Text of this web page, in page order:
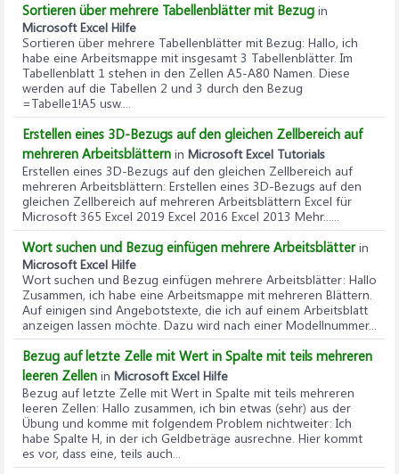
Sortieren über mehrere Tabellenblätter mit Bezug in
Microsoft Excel Hilfe
Sortieren über mehrere Tabellenblätter mit Bezug: Hallo, ich
habe eine Arbeitsmappe mit insgesamt 3 Tabellenblätter. Im
Tabellenblatt 1 stehen in den Zellen A5-A80 Namen. Diese
werden auf die Tabellen 2 und 3 durch den Bezug
=Tabelle1!A5 usw....
Erstellen eines 3D-Bezugs auf den gleichen Zellbereich auf
mehreren Arbeitsblättern in Microsoft Excel Tutorials
Erstellen eines 3D-Bezugs auf den gleichen Zellbereich auf
mehreren Arbeitsblättern: Erstellen eines 3D-Bezugs auf den
gleichen Zellbereich auf mehreren Arbeitsblättern Excel für
Microsoft 365 Excel 2019 Excel 2016 Excel 2013 Mehr......
Wort suchen und Bezug einfügen mehrere Arbeitsblätterin
Microsoft Excel Hilfe
Wort suchen und Bezug einfügen mehrere Arbeitsblätter: Hallo
Zusammen, ich habe eine Arbeitsmappe mit mehreren Blättern.
Auf einigen sind Angebotstexte, die ich auf einem Arbeitsblatt
anzeigen lassen möchte. Dazu wird nach einer Modellnummer...
Bezug auf letzte Zelle mit Wert in Spalte mit teils mehreren
leeren Zellen in Microsoft Excel Hilfe
Bezug auf letzte Zelle mit Wert in Spalte mit teils mehreren
leeren Zellen: Hallo zusammen, ich bin etwas (sehr) aus der
Übung und komme mit folgendem Problem nichtweiter: Ich
habe Spalte H, in der ich Geldbeträge ausrechne. Hier kommt
es vor, dass eine, teils auch...